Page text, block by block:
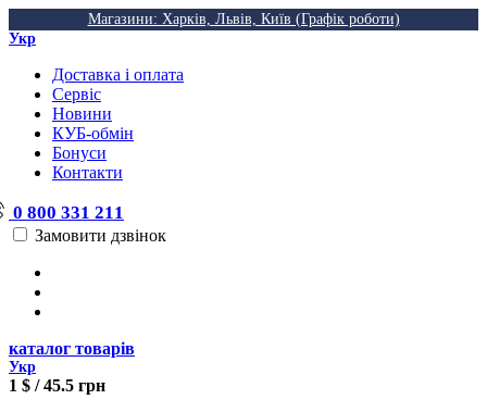
Магазини: Харків, Львів, Київ (Графік роботи)
Укр
Доставка і оплата
Сервіс
Новини
КУБ-обмін
Бонуси
Контакти
0 800 331 211
Замовити дзвінок
каталог товарів
Укр
1 $ / 45.5 грн